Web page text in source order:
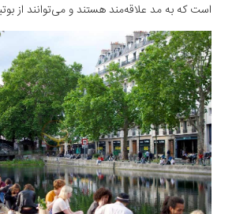
است که به مد علاقه‌مند هستند و می‌توانند از